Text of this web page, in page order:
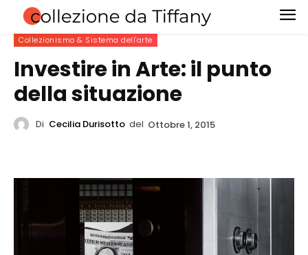
Collezionismo & Sistema dell'arte
Investire in Arte: il punto
della situazione
Di Cecilia Durisotto del Ottobre 1, 2015